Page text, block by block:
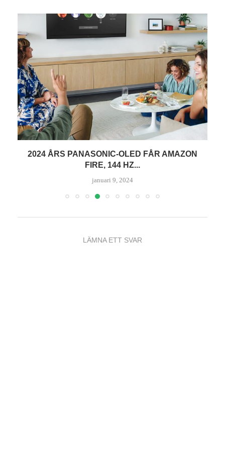
2024 ÅRS PANASONIC-OLED FÅR AMAZON
FIRE, 144 HZ...
januari 9, 2024
LÄMNA ETT SVAR